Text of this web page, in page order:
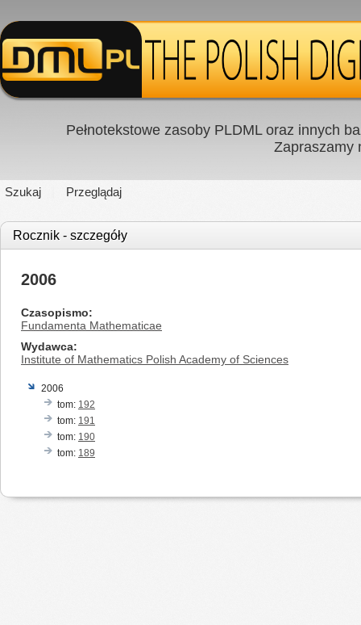
Pełnotekstowe zasoby PLDML oraz innych
Zapraszamy
Szukaj Przeglądaj
Rocznik - szczegóły
2006
Czasopismo
Fundamenta Mathematicae
Wydawca
Institute of Mathematics Polish Academy of Sciences
2006
tom: 192
tom: 191
tom: 190
tom: 189